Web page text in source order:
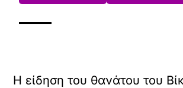
Η είδηση του θανάτου του